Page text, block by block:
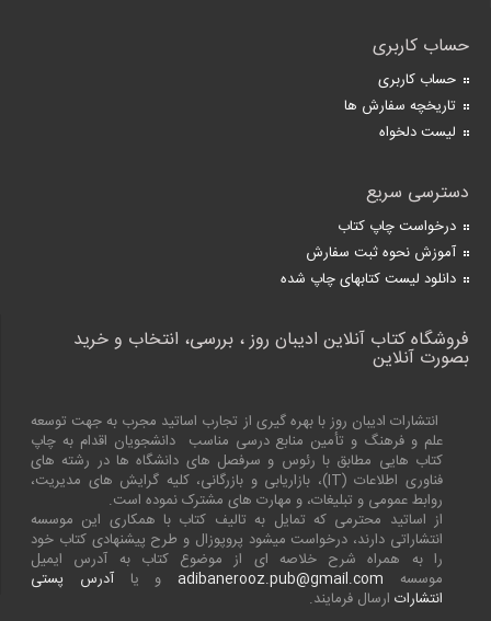
حساب کاربری
حساب کاربری
تاریخچه سفارش ها
لیست دلخواه
دسترسی سریع
درخواست چاپ کتاب
آموزش نحوه ثبت سفارش
دانلود لیست کتابهای چاپ شده
فروشگاه کتاب آنلاین ادیبان روز ، بررسی، انتخاب و خرید
بصورت آنلاین
انتشارات ادیبان روز با بهره گیری از تجارب اساتید مجرب به جهت توسعه
علم و فرهنگ و تأمین منابع درسی مناسب دانشجویان اقدام به چاپ
کتاب هایی مطابق با رئوس و سرفصل های دانشگاه ها در رشته های
فناوری اطلاعات (IT)، بازاریابی و بازرگانی، کلیه گرایش های مدیریت،
روابط عمومی و تبلیغات، و مهارت های مشترک نموده است.
از اساتید محترمی که تمایل به تالیف کتاب با همکاری این موسسه
انتشاراتی دارند، درخواست میشود پروپوزال و طرح پیشنهادی کتاب خود
را به همراه شرح خلاصه ای از موضوع کتاب به آدرس ایمیل
موسسه adibanerooz.pub@gmail.comو یاآدرس پستی
انتشارات ارسال فرمایند.